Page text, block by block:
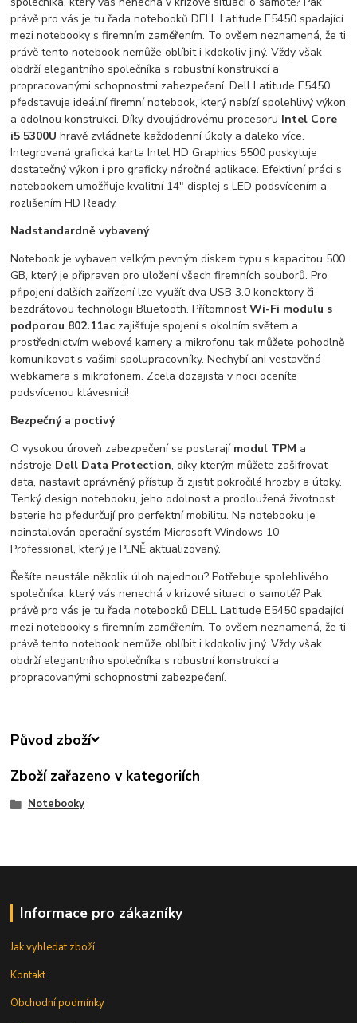
právě pro vás je tu řada notebooků DELL Latitude E5450 spadající
mezi notebooky s firemním zaměřením. To ovšem neznamená, že ti
právě tento notebook nemůže oblíbit i kdokoliv jiný. Vždy však
obdrží elegantního společníka s robustní konstrukcí a
propracovanými schopnostmi zabezpečení. Dell Latitude E5450
představuje ideální firemní notebook, který nabízí spolehlivý výkon
a odolnou konstrukci. Díky dvoujádrovému procesoru Intel Core
i5 5300Uhravě zvládnete každodenní úkoly a daleko více.
Integrovaná grafická karta Intel HD Graphics 5500 poskytuje
dostatečný výkon i pro graficky náročné aplikace. Efektivní práci s
notebookem umožňuje kvalitní 14" displej s LED podsvícením a
rozlišením HD Ready.
Nadstandardně vybavený
Notebook je vybaven velkým pevným diskem typu s kapacitou 500
GB, který je připraven pro uložení všech firemních souborů. Pro
připojení dalších zařízení lze využít dva USB 3.0 konektory či
bezdrátovou technologii Bluetooth. PřítomnostWi-Fi modulu s
podporou 802.11ac zajišťuje spojení s okolním světem a
prostřednictvím webové kamery a mikrofonu tak můžete pohodlně
komunikovat s vašimi spolupracovníky. Nechybí ani vestavěná
webkamera s mikrofonem. Zcela dozajista v noci oceníte
podsvícenou klávesnici!
Bezpečný a poctivý
O vysokou úroveň zabezpečení se postarají modul TPM a
nástroje Dell Data Protection, díky kterým můžete zašifrovat
data, nastavit oprávněný přístup či zjistit pokročilé hrozby a útoky.
Tenký design notebooku, jeho odolnost a prodloužená životnost
baterie ho předurčují pro perfektní mobilitu. Na notebooku je
nainstalován operační systém Microsoft Windows 10
Professional, který je PLNĚ aktualizovaný.
Řešíte neustále několik úloh najednou? Potřebuje spolehlivého
společníka, který vás nenechá v krizové situaci o samotě? Pak
právě pro vás je tu řada notebooků DELL Latitude E5450 spadající
mezi notebooky s firemním zaměřením. To ovšem neznamená, že ti
právě tento notebook nemůže oblíbit i kdokoliv jiný. Vždy však
obdrží elegantního společníka s robustní konstrukcí a
propracovanými schopnostmi zabezpečení.
Původ zboží
Zboží zařazeno v kategoriích
Notebooky
Informace pro zákazníky
Jak vyhledat zboží
Kontakt
Obchodní podmínky